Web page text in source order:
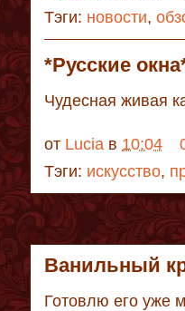
Тэги: новости,
*Русские
Чудесная живая
от Lucia в 10:04
Тэги: искусство,
Ванильный
Готовлю его уже